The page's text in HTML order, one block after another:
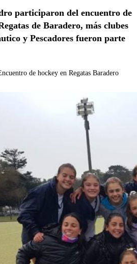
participaron del encuentro de
de Baradero, más clubes
y Pescadores fueron parte
de hockey en Regatas Baradero